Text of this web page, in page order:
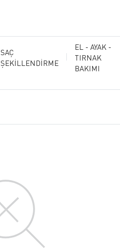
SAÇ
ŞEKİLLENDİRME
EL - AYAK -
TIRNAK
BAKIMI